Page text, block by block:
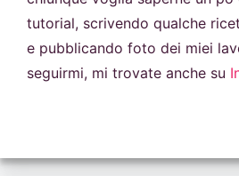
tutorial, scrivendo qualche
e pubblicando foto dei miei
seguirmi, mi trovate anche su